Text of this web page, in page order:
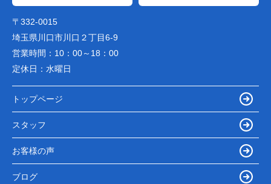
〒332-0015
埼玉県川口市川口２丁目6-9
営業時間： 10：00～18：00
定休日： 水曜日
トップページ
スタッフ
お客様の声
ブログ